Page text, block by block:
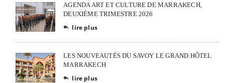
AGENDA ART ET CULTURE DE MARRAKECH,
DEUXIÈME TRIMESTRE 2026
 lire plus
LES NOUVEAUTÉS DU SAVOY LE GRAND HÔTEL
MARRAKECH
 lire plus